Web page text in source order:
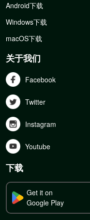
Android下载
Windows下载
macOS下载
关于我们
Facebook
Twitter
Instagram
Youtube
下载
Get it on
Google Play